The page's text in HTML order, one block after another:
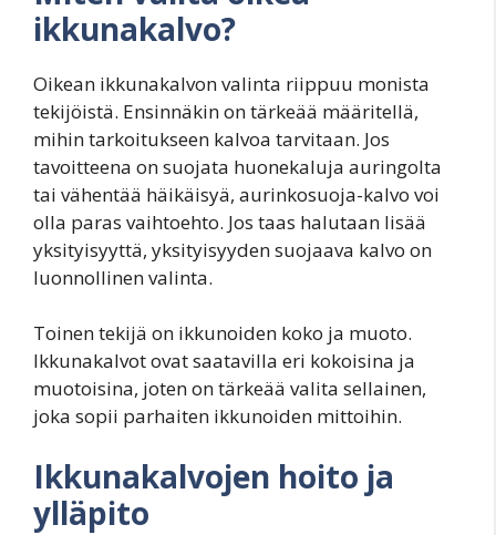
ikkunakalvo?
Oikean ikkunakalvon valinta riippuu monista
tekijöistä. Ensinnäkin on tärkeää määritellä,
mihin tarkoitukseen kalvoa tarvitaan. Jos
tavoitteena on suojata huonekaluja auringolta
tai vähentää häikäisyä, aurinkosuoja-kalvo voi
olla paras vaihtoehto. Jos taas halutaan lisää
yksityisyyttä, yksityisyyden suojaava kalvo on
luonnollinen valinta.
Toinen tekijä on ikkunoiden koko ja muoto.
Ikkunakalvot ovat saatavilla eri kokoisina ja
muotoisina, joten on tärkeää valita sellainen,
joka sopii parhaiten ikkunoiden mittoihin.
Ikkunakalvojen hoito ja
ylläpito